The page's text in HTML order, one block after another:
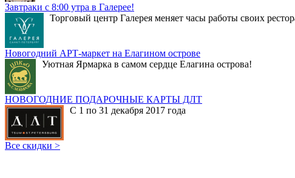
Завтраки с 8:00 утра в Галерее!
Торговый центр Галерея меняет часы работы своих
Новогодний АРТ-маркет на Елагином острове
Уютная Ярмарка в самом сердце Елагина острова!
НОВОГОДНИЕ ПОДАРОЧНЫЕ КАРТЫ ДЛТ
С 1 по 31 декабря 2017 года
Все скидки >